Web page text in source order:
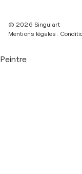
© 2026 Singulart
Mentions légales.
Peintre